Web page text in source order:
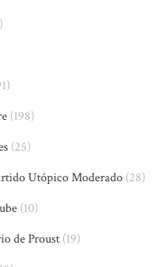
(198)
(25)
Utópico Moderado (28)
(10)
de Proust (19)